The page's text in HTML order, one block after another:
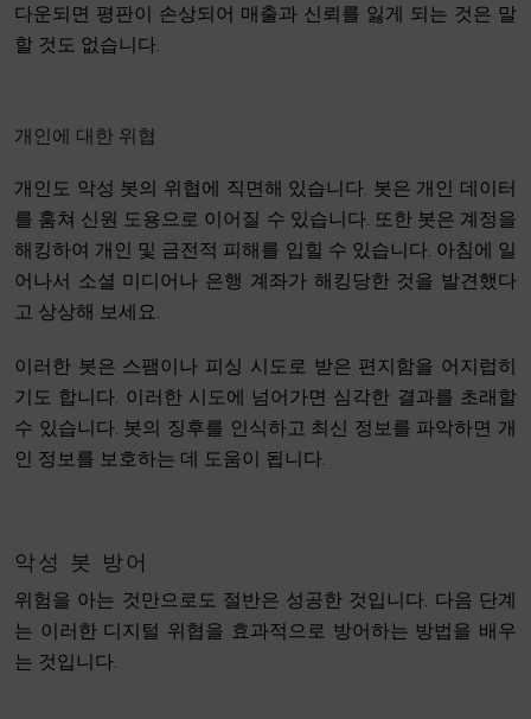
다운되면 평판이 손상되어 매출과 신뢰를 잃게 되는 것은 말
할 것도 없습니다.
개인에 대한 위협
개인도 악성 봇의 위협에 직면해 있습니다. 봇은 개인 데이터
를 훔쳐 신원 도용으로 이어질 수 있습니다. 또한 봇은 계정을
해킹하여 개인 및 금전적 피해를 입힐 수 있습니다. 아침에 일
어나서 소셜 미디어나 은행 계좌가 해킹당한 것을 발견했다
고 상상해 보세요.
이러한 봇은 스팸이나 피싱 시도로 받은 편지함을 어지럽히
기도 합니다. 이러한 시도에 넘어가면 심각한 결과를 초래할
수 있습니다. 봇의 징후를 인식하고 최신 정보를 파악하면 개
인 정보를 보호하는 데 도움이 됩니다.
악성 봇 방어
위험을 아는 것만으로도 절반은 성공한 것입니다. 다음 단계
는 이러한 디지털 위협을 효과적으로 방어하는 방법을 배우
는 것입니다.